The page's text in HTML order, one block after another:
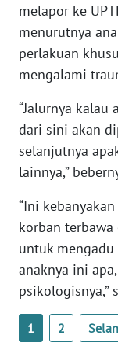
melapor ke
menurutnya
perlakuan
mengalami
“Jalurnya kalau
dari sini akan
selanjutnya
lainnya,”
“Ini
korban
untuk
anaknya ini
psikologisnya,”
1 2
WN
BANTEN
WN
WN
KEPRI
PAPUA
WN
PAPUA
BARAT
RIAU